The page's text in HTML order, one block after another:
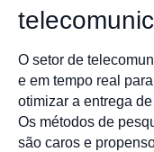
O setor de
e em tempo real
otimizar a entrega
Os métodos de
são caros e